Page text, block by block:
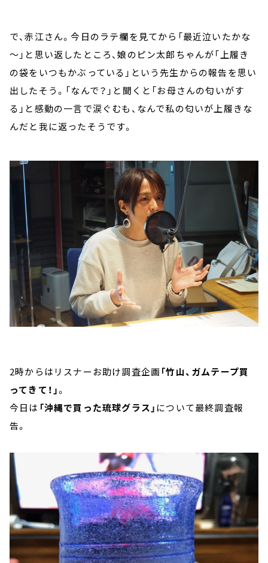
で、赤江さん。今日のラテ欄を見てから「最近泣いたかな
～」と思い返したところ、娘のピン太郎ちゃんが「上履き
の袋をいつもかぶっている」という先生からの報告を思い
出したそう。「なんで？」と聞くと「お母さんの匂いがす
る」と感動の一言で涙ぐむも、なんで私の匂いが上履きな
んだと我に返ったそうです。
2時からはリスナーお助け調査企画「竹山、ガムテープ買
ってきて！」。
今日は 「沖縄で買った琉球グラス」 について最終調査報
告。